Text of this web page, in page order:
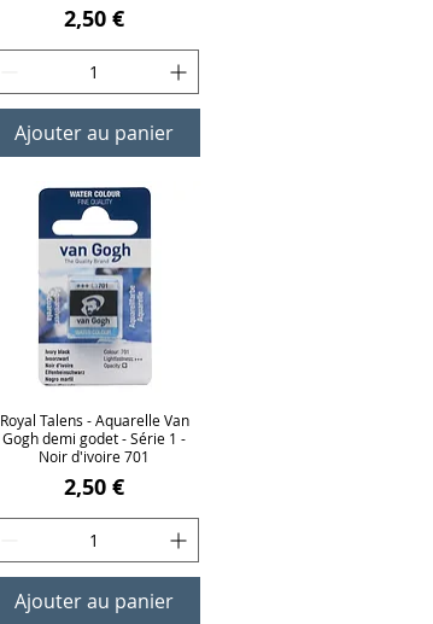
Prix
2,50 €
Ajouter au panier
Aperçu rapide
Royal Talens - Aquarelle Van
Gogh demi godet - Série 1 -
Noir d'ivoire 701
Prix
2,50 €
Ajouter au panier